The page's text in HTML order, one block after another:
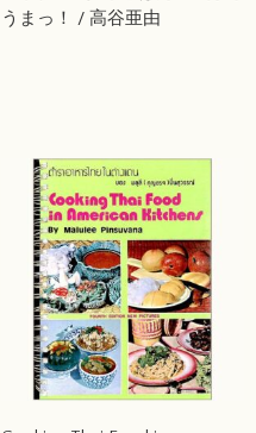
うまっ！ / 高谷亜由